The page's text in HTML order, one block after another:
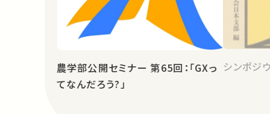
農学部公開セミナー 第65回：「GXっ
てなんだろう?」
シンポジ